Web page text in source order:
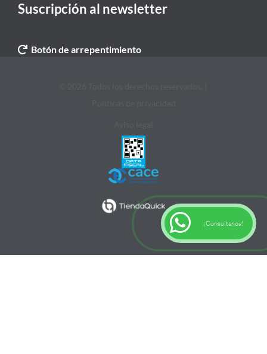
Suscripción al newsletter
Botón de arrepentimiento
¡Consultanos!